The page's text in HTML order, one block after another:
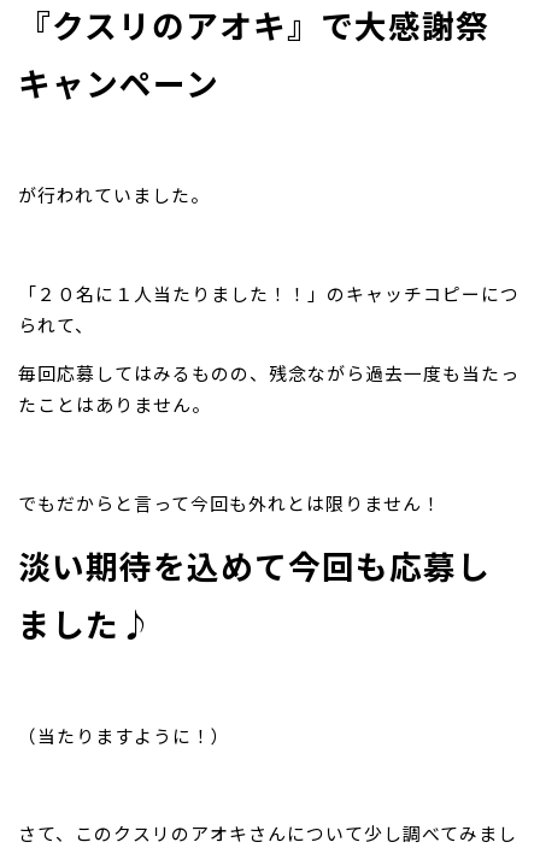
『クスリのアオキ』で大感謝祭
キャンペーン
が行われていました。
「２０名に１人当たりました！！」のキャッチコピーにつ
られて、
毎回応募してはみるものの、残念ながら過去一度も当たっ
たことはありません。
でもだからと言って今回も外れとは限りません！
淡い期待を込めて今回も応募し
ました♪
（当たりますように！）
さて、このクスリのアオキさんについて少し調べてみまし